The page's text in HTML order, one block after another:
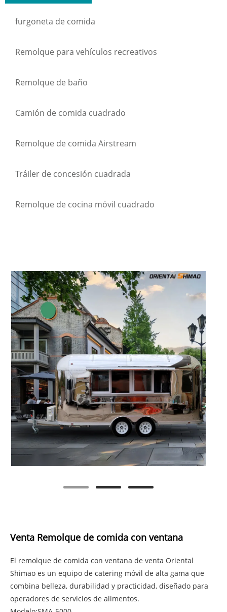
furgoneta de comida
Remolque para vehículos recreativos
Remolque de baño
Camión de comida cuadrado
Remolque de comida Airstream
Tráiler de concesión cuadrada
Remolque de cocina móvil cuadrado
Venta Remolque de comida con ventana
El remolque de comida con ventana de venta Oriental
Shimao es un equipo de catering móvil de alta gama que
combina belleza, durabilidad y practicidad, diseñado para
operadores de servicios de alimentos.